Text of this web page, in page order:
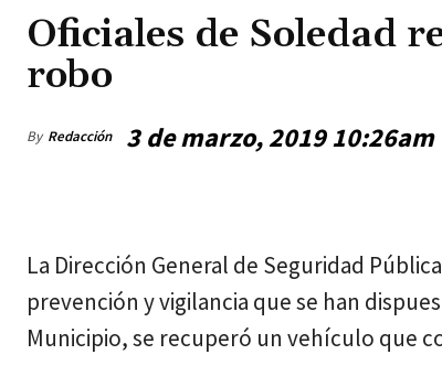
Oficiales de Soledad
robo
By Redacción 3 de marzo, 2019 10:26am
La Dirección General de Seguridad
prevención y vigilancia que se han
Municipio, se recuperó un vehículo que